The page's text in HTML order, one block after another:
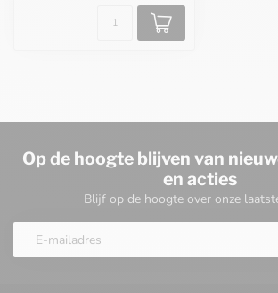
Op de hoogte blijven van
en acties
Blijf op de hoogte over onze